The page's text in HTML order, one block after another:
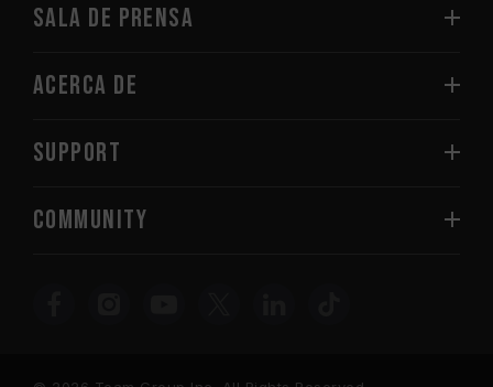
Sala de prensa
Acerca de
SUPPORT
COMMUNITY